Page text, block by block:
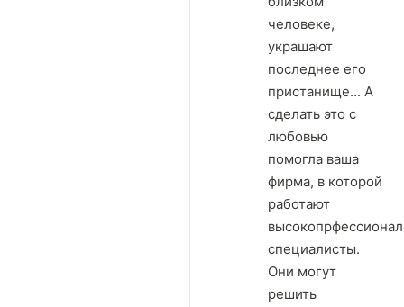
человеке,
украшают
последнее его
пристанище... А
сделать это с
любовью
помогла ваша
фирма, в которой
работают
специалисты.
Они могут
решить